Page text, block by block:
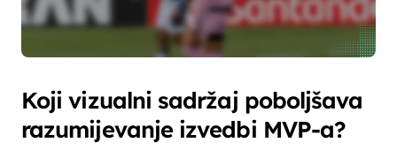
Koji vizualni sadržaj poboljšava
razumijevanje izvedbi MVP-a?